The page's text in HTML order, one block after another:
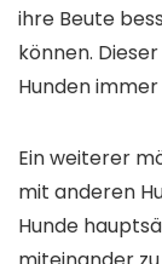
ihre Beute
können.
Hunden
Ein weiterer
mit anderen
Hunde